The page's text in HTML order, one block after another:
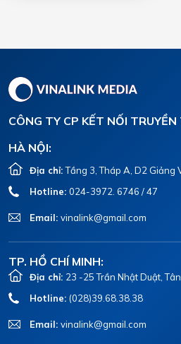
CÔNG TY CP KẾT NỐI
HÀ NỘI:
Địa chỉ:Tầng 3, Tháp A, D2 Giảng
Hotline: 024-3972. 6746 / 47
Email: vinalink@gmail.com
TP. HỒ CHÍ MINH:
Địa chỉ: 23 -25 Trần Nhật Duật,
Hotline: (028)39.68.38.38
Email: vinalink@gmail.com